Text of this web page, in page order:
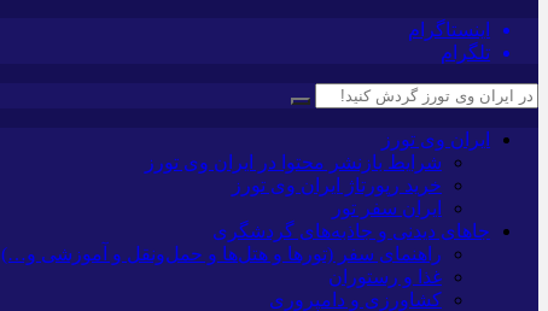
اینستاگرام
تلگرام
ایران وی تورز
شرایط بازنشر محتوا در ایران وی تورز
خرید رپورتاژ ایران وی تورز
ایران سفر تور
جاهای دیدنی و جاذبه‌های گردشگری
راهنمای سفر (تورها و هتل‌ها و حمل‌و‌نقل و آموزشی و…)
غذا و رستوران
کشاورزی و دامپروری